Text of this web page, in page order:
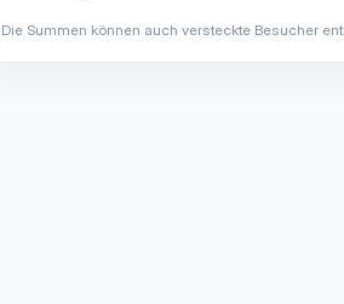
Die Summen können auch versteckte Besucher